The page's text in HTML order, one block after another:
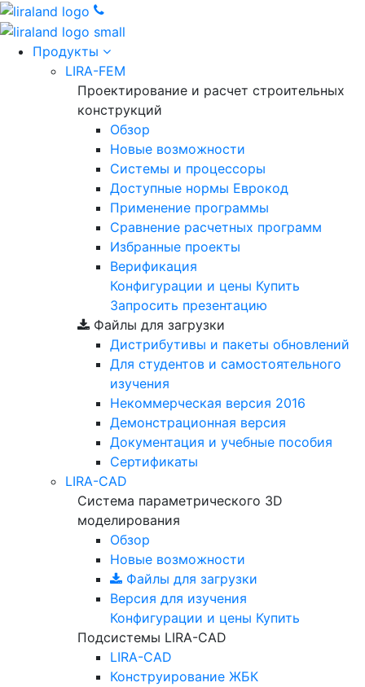
Продукты
LIRA-FEM
Проектирование и расчет строительных
конструкций
Обзор
Новые возможности
Cистемы и процессоры
Доступные нормы Еврокод
Применение программы
Сравнение расчетных программ
Избранные проекты
Верификация
Конфигурации и цены Купить
Запросить презентацию
Файлы для загрузки
Дистрибутивы и пакеты обновлений
Для студентов и самостоятельного
изучения
Некоммерческая версия 2016
Демонстрационная версия
Документация и учебные пособия
Сертификаты
LIRA-CAD
Система параметрического 3D
моделирования
Обзор
Новые возможности
Файлы для загрузки
Версия для изучения
Конфигурации и цены Купить
Подсистемы LIRA-CAD
LIRA-CAD
Конструирование ЖБК